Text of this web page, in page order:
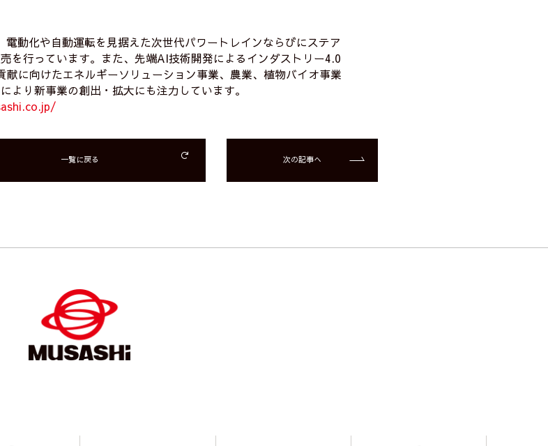
動化や自動運転を見据えた次世代パワートレインならびにステア
を行っています。また、先端AI技術開発によるインダストリー4.0
献に向けたエネルギーソリューション事業、農業、植物バイオ事業
より新事業の創出・拡大にも注力しています。
一覧に戻る 次の記事へ